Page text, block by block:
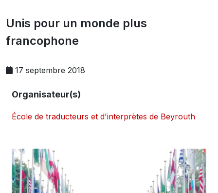
Unis pour un monde plus
francophone
17 septembre 2018
Organisateur(s)
École de traducteurs et d'interprètes de Beyrouth